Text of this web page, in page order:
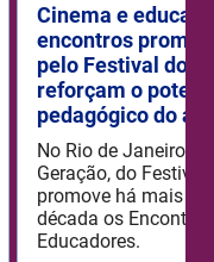
Cinema e
encontros
pelo Festival do
reforçam o
pedagógico do
No Rio de Janeiro, o
Geração, do Festival
promove há mais de
década os
Educadores.